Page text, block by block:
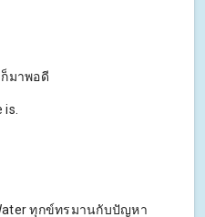
มาพอดี
is.
ทุกข์ทรมานกับปัญหา